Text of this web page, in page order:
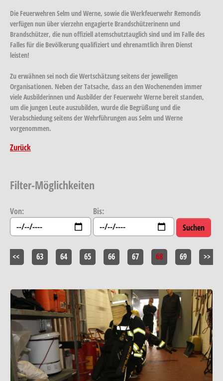
Die Feuerwehren Selm und Werne, sowie die Werkfeuerwehr Remondis
verfügen nun über vierzehn engagierte Brandschützerinenn und
Brandschützer, die nun offiziell atemschutztauglich sind und im Falle des
Falles für die Bevölkerung qualifiziert und ehrenamtlich ihren Dienst
leisten!
Zu erwähnen sei noch die Wertschätzung seitens der jeweiligen
Organisationen. Neben der Tatsache, dass an den Wochenenden immer
viele Ausbilderinnen und Ausbilder der Feuerwehr Werne bereit standen,
um die jungen Leute auszubilden, wurde die Begrüßung und die
Verabschiedung seitens der Wehrführungen aus Selm und Werne
vorgenommen.
Zurück
Filter-Möglichkeiten
Von: Bis:
<< 63 64 65 66 67 68 69 >>